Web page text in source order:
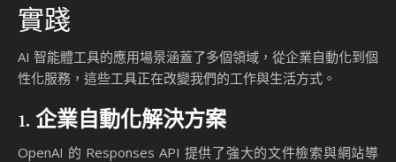
實踐
AI 智能體工具的應用場景涵蓋了多個領域，從企業自動化到個
性化服務，這些工具正在改變我們的工作與生活方式。
1. 企業自動化解決方案
OpenAI 的 Responses API 提供了強大的文件檢索與網站導